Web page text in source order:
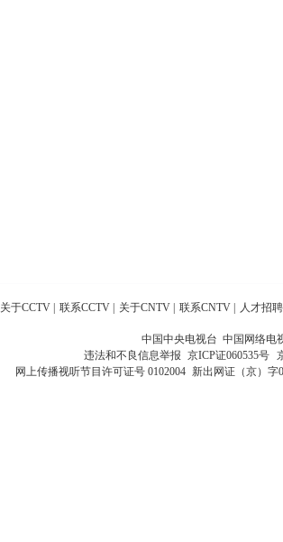
关于CCTV 联系CCTV 关于CNTV 联系CNTV 人才招聘
中国中央电视台 中国网络电
违法和不良信息举报 京ICP证060535号
网上传播视听节目许可证号 0102004 新出网证（京）